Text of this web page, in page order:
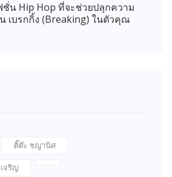
ชั่น Hip Hop ที่จะช่วยปลุกความ
เบรกกิ้ง (Breaking) ในตัวคุณ
ติ๊ต๊ะ ชญานิศ
จริญ